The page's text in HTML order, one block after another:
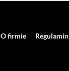
O firmie Regulamin